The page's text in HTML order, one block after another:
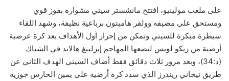
على ملعب مولينيو، افتتح مانشستر سيتي مشواره بفوز قوي
ومستحق على مضيفه وولفر هامبتون برباعية نظيفة، وشهد اللقاء
سيطرة مبكرة للسيتي وتمكن من إحراز أول الأهداف بعد كرة عرضية
أرضية من ريكو لويس ليضعها المهاجم إيرلينغ هالاند في الشباك
(د:34)، وبعد مرور ثلاث دقائق فقط أضاف السيتي الهدف الثاني عن
طريق تيجاني ريندرز الذي سدد كرة أرضية على يمين الحارس جوزيه